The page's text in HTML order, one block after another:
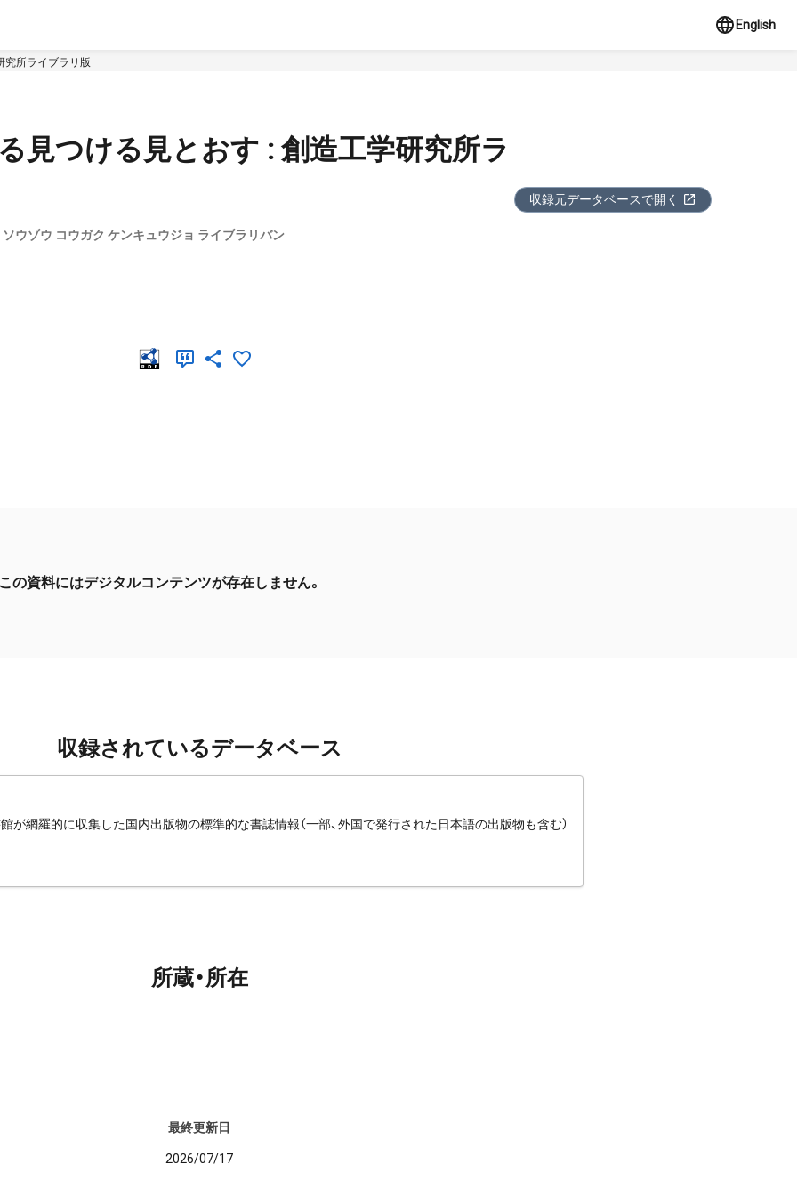
English
究所ライブラリ版
見つける見とおす : 創造工学研究所ラ
ウゾウ コウガク ケンキュウジョ ライブラリバン
収録元データベースで開く
この資料にはデジタルコンテンツが存在しません。
収録されているデータベース
が網羅的に収集した国内出版物の標準的な書誌情報（一部、外国で発行された日本語の出版物も含む）
所蔵・所在
最終更新日
2026/07/17